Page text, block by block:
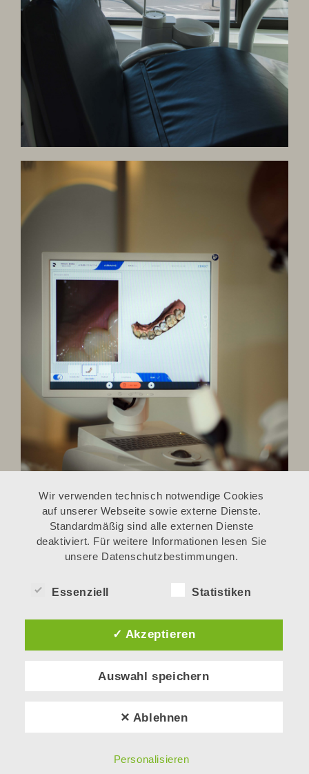
Wir verwenden technisch notwendige Cookies
auf unserer Webseite sowie externe Dienste.
Standardmäßig sind alle externen Dienste
deaktiviert. Für weitere Informationen lesen Sie
unsere Datenschutzbestimmungen.
Essenziell Statistiken
✓ Akzeptieren
Auswahl speichern
✕ Ablehnen
Personalisieren